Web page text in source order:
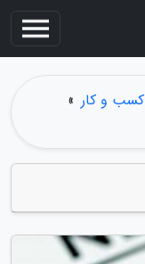
کسب و کار »